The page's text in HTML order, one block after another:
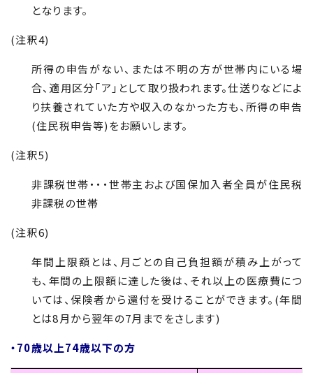
となります。
(注釈4)
所得の申告がない、または不明の方が世帯内にいる場
合、適用区分「ア」として取り扱われます。仕送りなどによ
り扶養されていた方や収入のなかった方も、所得の申告
(住民税申告等)をお願いします。
(注釈5)
非課税世帯・・・世帯主および国保加入者全員が住民税
非課税の世帯
(注釈6)
年間上限額とは、月ごとの自己負担額が積み上がって
も、年間の上限額に達した後は、それ以上の医療費につ
いては、保険者から還付を受けることができます。(年間
とは8月から翌年の7月までをさします)
・70歳以上74歳以下の方